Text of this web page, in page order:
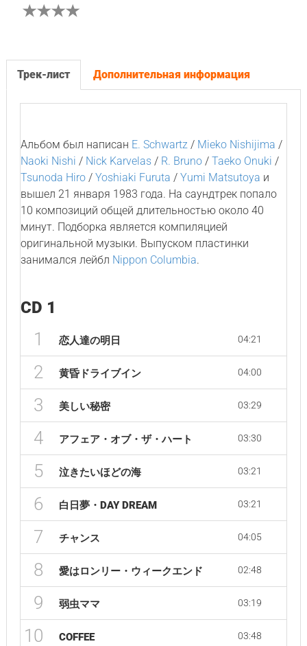
Трек-лист Дополнительная информация
Альбом был написан E. Schwartz/ Mieko Nishijima /
Naoki Nishi / Nick Karvelas/ R. Bruno/ Taeko Onuki /
Tsunoda Hiro/ Yoshiaki Furuta / Yumi Matsutoya и
вышел 21 января 1983 года. На саундтрек попало
10 композиций общей длительностью около 40
минут. Подборка является компиляцией
оригинальной музыки. Выпуском пластинки
занимался лейбл Nippon Columbia.
CD 1
1 恋人達の明日 04:21
2 黄昏ドライブイン 04:00
3 美しい秘密 03:29
4 アフェア・オブ・ザ・ハート 03:30
5 泣きたいほどの海 03:21
6 白日夢・DAY DREAM 03:21
7 チャンス 04:05
8 愛はロンリー・ウィークエンド 02:48
9 弱虫ママ 03:19
10 COFFEE 03:48